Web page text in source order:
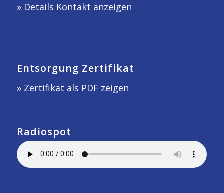
» Details Kontakt anzeigen
Entsorgung Zertifikat
» Zertifikat als PDF zeigen
Radiospot